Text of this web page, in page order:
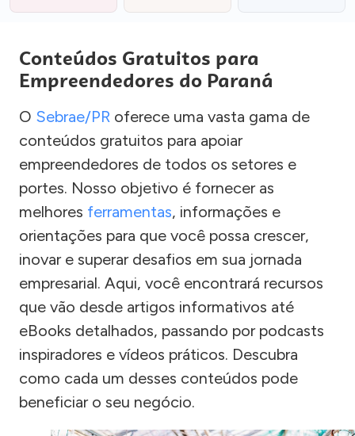
Conteúdos Gratuitos para
Empreendedores do Paraná
O Sebrae/PR oferece uma vasta gama de
conteúdos gratuitos para apoiar
empreendedores de todos os setores e
portes. Nosso objetivo é fornecer as
melhores ferramentas, informações e
orientações para que você possa crescer,
inovar e superar desafios em sua jornada
empresarial. Aqui, você encontrará recursos
que vão desde artigos informativos até
eBooks detalhados, passando por podcasts
inspiradores e vídeos práticos. Descubra
como cada um desses conteúdos pode
beneficiar o seu negócio.